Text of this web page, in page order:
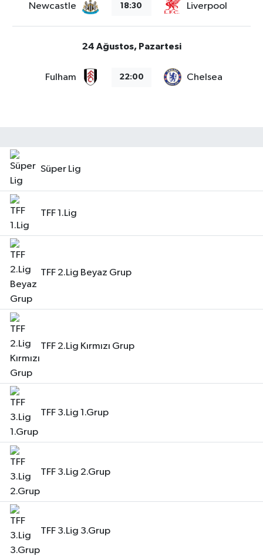
Newcastle 18:30 Liverpool
24 Ağustos, Pazartesi
Fulham 22:00 Chelsea
Süper Lig
TFF 1.Lig
TFF 2.Lig Beyaz Grup
TFF 2.Lig Kırmızı Grup
TFF 3.Lig 1.Grup
TFF 3.Lig 2.Grup
TFF 3.Lig 3.Grup